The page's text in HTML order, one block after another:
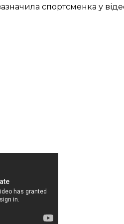
спортсменка у